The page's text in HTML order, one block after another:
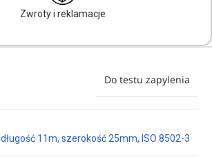
Zwroty i reklamacje
Do testu zapylenia
długość 11m, szerokość 25mm, ISO 8502-3